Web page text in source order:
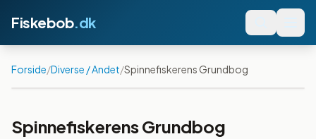
Fiskebob.dk
Forside/Diverse / Andet/Spinnefiskerens Grundbog
Spinnefiskerens Grundbog